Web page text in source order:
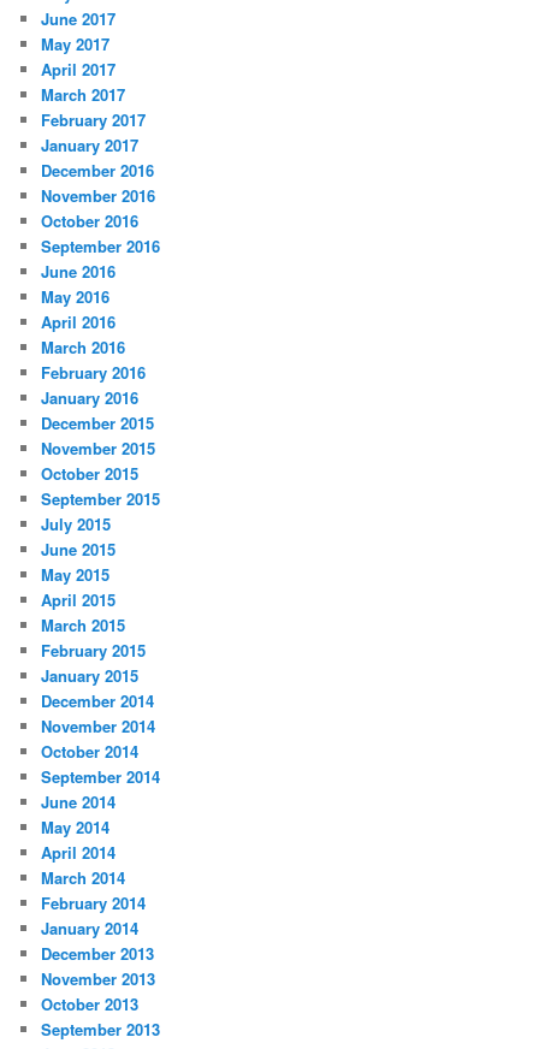
June 2017
May 2017
April 2017
March 2017
February 2017
January 2017
December 2016
November 2016
October 2016
September 2016
June 2016
May 2016
April 2016
March 2016
February 2016
January 2016
December 2015
November 2015
October 2015
September 2015
July 2015
June 2015
May 2015
April 2015
March 2015
February 2015
January 2015
December 2014
November 2014
October 2014
September 2014
June 2014
May 2014
April 2014
March 2014
February 2014
January 2014
December 2013
November 2013
October 2013
September 2013